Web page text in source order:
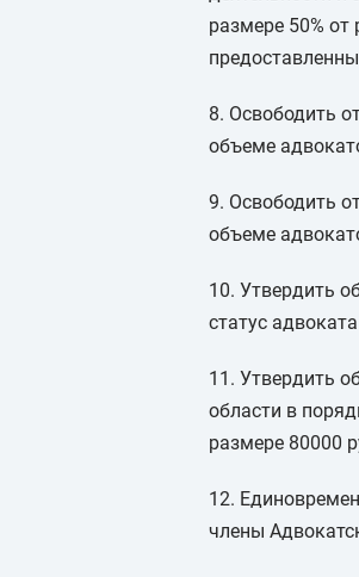
размере 50%
8. Освободить
объеме
9. Освободить
объеме
10. Утвердить
статус
11. Утвердить
области в
размере 80000
12.
члены